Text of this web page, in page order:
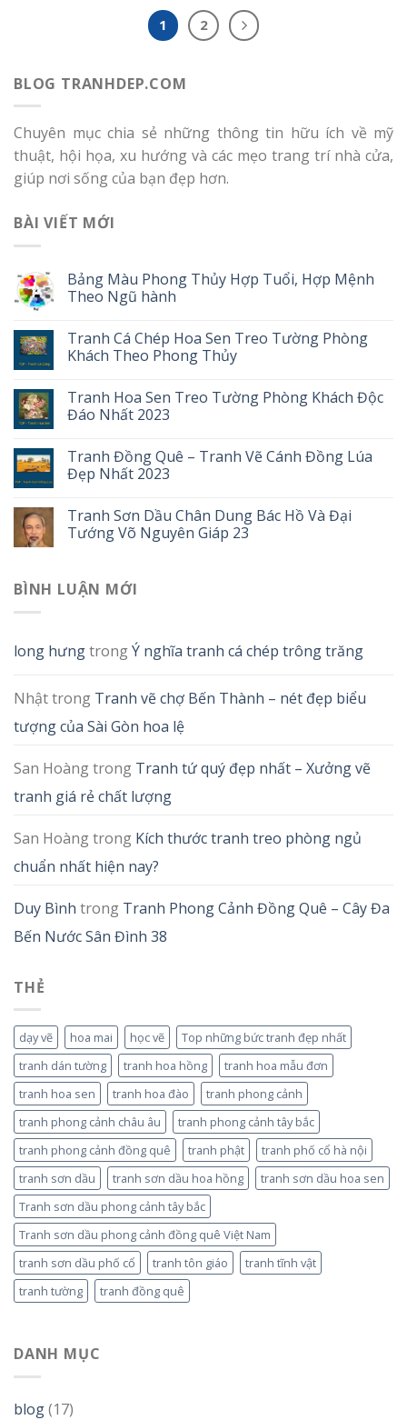
1 2
BLOG TRANHDEP.COM
Chuyên mục chia sẻ những thông tin hữu ích về mỹ
thuật, hội họa, xu hướng và các mẹo trang trí nhà cửa,
giúp nơi sống của bạn đẹp hơn.
BÀI VIẾT MỚI
Bảng Màu Phong Thủy Hợp Tuổi, Hợp Mệnh
Theo Ngũ hành
Tranh Cá Chép Hoa Sen Treo Tường Phòng
Khách Theo Phong Thủy
Tranh Hoa Sen Treo Tường Phòng Khách Độc
Đáo Nhất 2023
Tranh Đồng Quê – Tranh Vẽ Cánh Đồng Lúa
Đẹp Nhất 2023
Tranh Sơn Dầu Chân Dung Bác Hồ Và Đại
Tướng Võ Nguyên Giáp 23
BÌNH LUẬN MỚI
long hưngtrongÝ nghĩa tranh cá chép trông trăng
Nhậttrong Tranh vẽ chợ Bến Thành – nét đẹp biểu
tượng của Sài Gòn hoa lệ
San Hoàngtrong Tranh tứ quý đẹp nhất – Xưởng vẽ
tranh giá rẻ chất lượng
San Hoàngtrong Kích thước tranh treo phòng ngủ
chuẩn nhất hiện nay?
Duy Bình trong Tranh Phong Cảnh Đồng Quê – Cây Đa
Bến Nước Sân Đình 38
THẺ
dạy vẽ hoa mai học vẽ
Top những bức tranh đẹp nhất
tranh dán tường
tranh hoa hồng
tranh hoa mẫu đơn
tranh hoa sen
tranh hoa đào
tranh phong cảnh
tranh phong cảnh châu âu
tranh phong cảnh tây bắc
tranh phong cảnh đồng quê
tranh phật
tranh phố cổ hà nội
tranh sơn dầu
tranh sơn dầu hoa hồng
tranh sơn dầu hoa sen
Tranh sơn dầu phong cảnh tây bắc
Tranh sơn dầu phong cảnh đồng quê Việt Nam
tranh sơn dầu phố cổ
tranh tôn giáo
tranh tĩnh vật
tranh tường
tranh đồng quê
DANH MỤC
blog(17)